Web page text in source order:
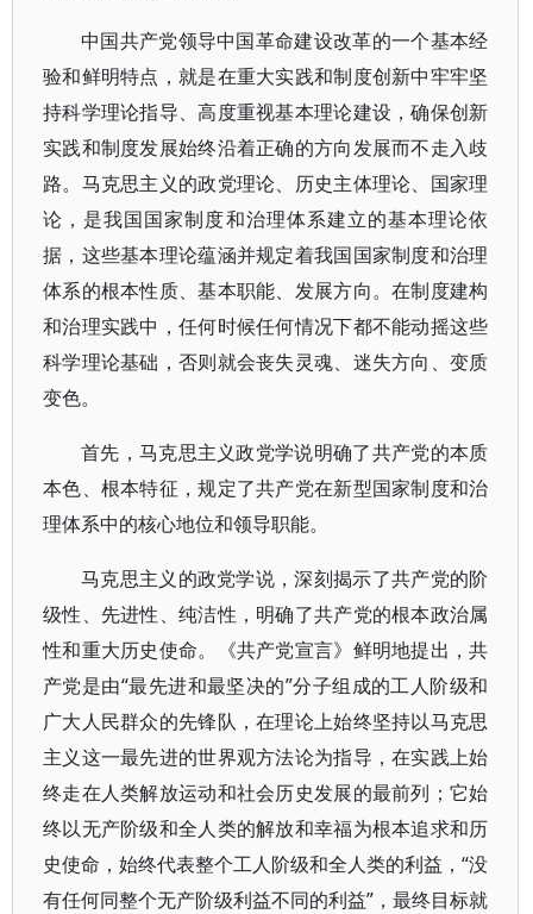
中国共产党领导中国革命建设改革的一个基本经
验和鲜明特点，就是在重大实践和制度创新中牢牢坚
持科学理论指导、高度重视基本理论建设，确保创新
实践和制度发展始终沿着正确的方向发展而不走入歧
路。马克思主义的政党理论、历史主体理论、国家理
论，是我国国家制度和治理体系建立的基本理论依
据，这些基本理论蕴涵并规定着我国国家制度和治理
体系的根本性质、基本职能、发展方向。在制度建构
和治理实践中，任何时候任何情况下都不能动摇这些
科学理论基础，否则就会丧失灵魂、迷失方向、变质
变色。
首先，马克思主义政党学说明确了共产党的本质
本色、根本特征，规定了共产党在新型国家制度和治
理体系中的核心地位和领导职能。
马克思主义的政党学说，深刻揭示了共产党的阶
级性、先进性、纯洁性，明确了共产党的根本政治属
性和重大历史使命。《共产党宣言》鲜明地提出，共
产党是由“最先进和最坚决的”分子组成的工人阶级和
广大人民群众的先锋队，在理论上始终坚持以马克思
主义这一最先进的世界观方法论为指导，在实践上始
终走在人类解放运动和社会历史发展的最前列；它始
终以无产阶级和全人类的解放和幸福为根本追求和历
史使命，始终代表整个工人阶级和全人类的利益，“没
有任何同整个无产阶级利益不同的利益”，最终目标就